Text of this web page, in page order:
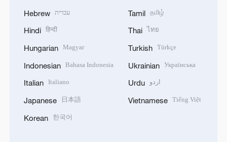
Hebrew עברית
Hindi हिन्दी
Hungarian Magyar
Indonesian Bahasa Indonesia
Italian Italiano
Japanese 日本語
Korean 한국어
Tamil தமிழ்
Thai ไทย
Turkish Türkçe
Ukrainian Українська
Urdu اردو
Vietnamese Tiếng Việt